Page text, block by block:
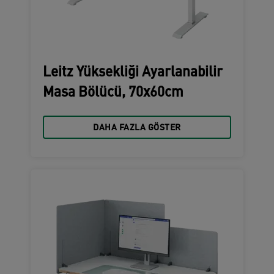
Leitz Yüksekliği Ayarlanabilir
Masa Bölücü, 70x60cm
DAHA FAZLA GÖSTER